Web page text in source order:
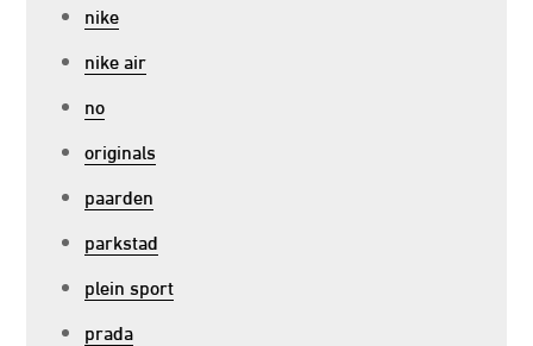
nike
nike air
no
originals
paarden
parkstad
plein sport
prada